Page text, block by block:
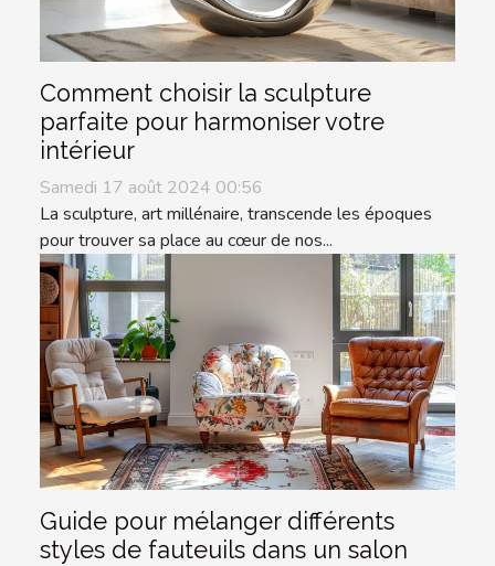
Comment choisir la sculpture
parfaite pour harmoniser votre
intérieur
Samedi 17 août 2024 00:56
La sculpture, art millénaire, transcende les époques
pour trouver sa place au cœur de nos...
Guide pour mélanger différents
styles de fauteuils dans un salon